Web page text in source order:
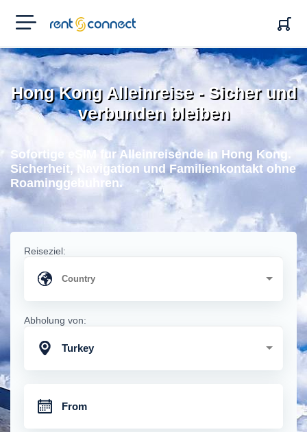
RENT'N
CONNECT
Hong Kong Alleinreise - Sicher und
verbunden bleiben
Sofortige eSIM fur Alleinreisende in Hong Kong.
Sicherheit, Navigation und Familienkontakt ohne
Roaminggebuhren.
Reiseziel:
Abholung von:
Turkey